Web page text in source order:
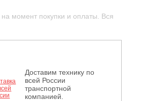
момент покупки и оплаты. Вся
Доставим технику по
всей России
транспортной
компанией.